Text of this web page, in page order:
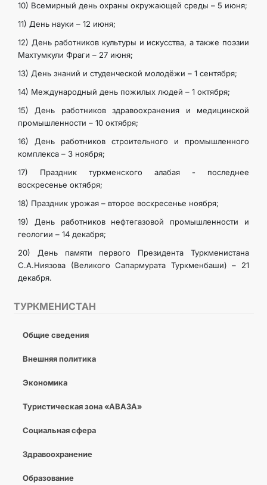
ТУРКМЕНИСТАН
Общие сведения
Внешняя политика
Экономика
Туристическая зона «АВАЗА»
Социальная сфера
Здравоохранение
Образование
10) Всемирный день охраны окружающей среды – 5 июня;
11) День науки – 12 июня;
12) День работников культуры и искусства, а также поэзии
Махтумкули Фраги – 27 июня;
13) День знаний и студенческой молодёжи – 1 сентября;
14) Международный день пожилых людей – 1 октября;
15) День работников здравоохранения и медицинской
промышленности – 10 октября;
16) День работников строительного и промышленного
комплекса – 3 ноября;
17) Праздник туркменского алабая - последнее
воскресенье октября;
18) Праздник урожая – второе воскресенье ноября;
19) День работников нефтегазовой промышленности и
геологии – 14 декабря;
20) День памяти первого Президента Туркменистана
С.А.Ниязова (Великого Сапармурата Туркменбаши) – 21
декабря.